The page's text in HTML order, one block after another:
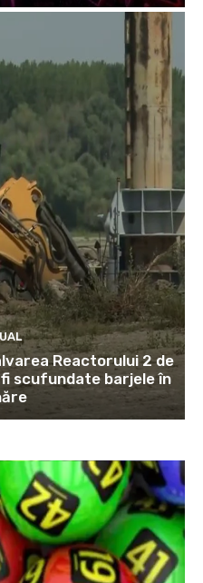
Reactorului 2 de
scufundate barjele în